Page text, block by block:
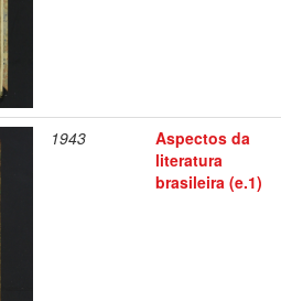
1943
Aspectos da
literatura
brasileira (e.1)